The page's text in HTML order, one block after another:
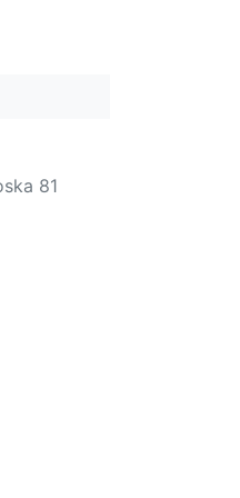
81